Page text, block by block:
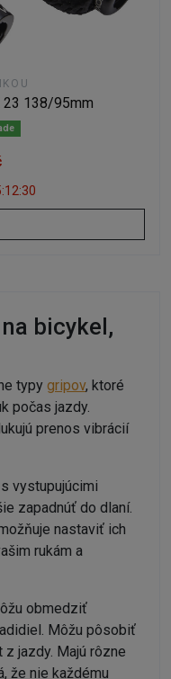
23 138/95mm
bicykel,
typy gripov, ktoré
počas jazdy.
prenos vibrácií
vystupujúcimi
zapadnúť do dlaní.
nastaviť ich
rukám a
obmedziť
Môžu pôsobiť
jazdy. Majú rôzne
že nie každému